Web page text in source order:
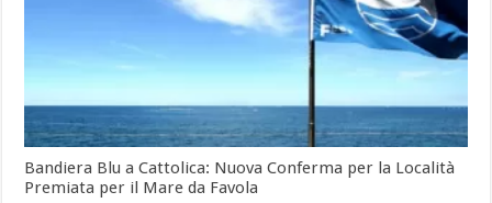
Bandiera Blu a Cattolica: Nuova Conferma per la Località
Premiata per il Mare da Favola